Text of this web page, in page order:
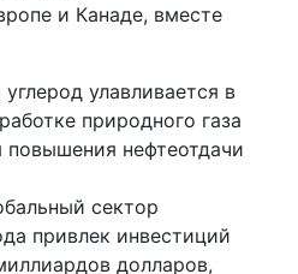
и Канаде, вместе
улавливается в
природного газа
повышения нефтеотдачи
сектор
привлек инвестиций
долларов,